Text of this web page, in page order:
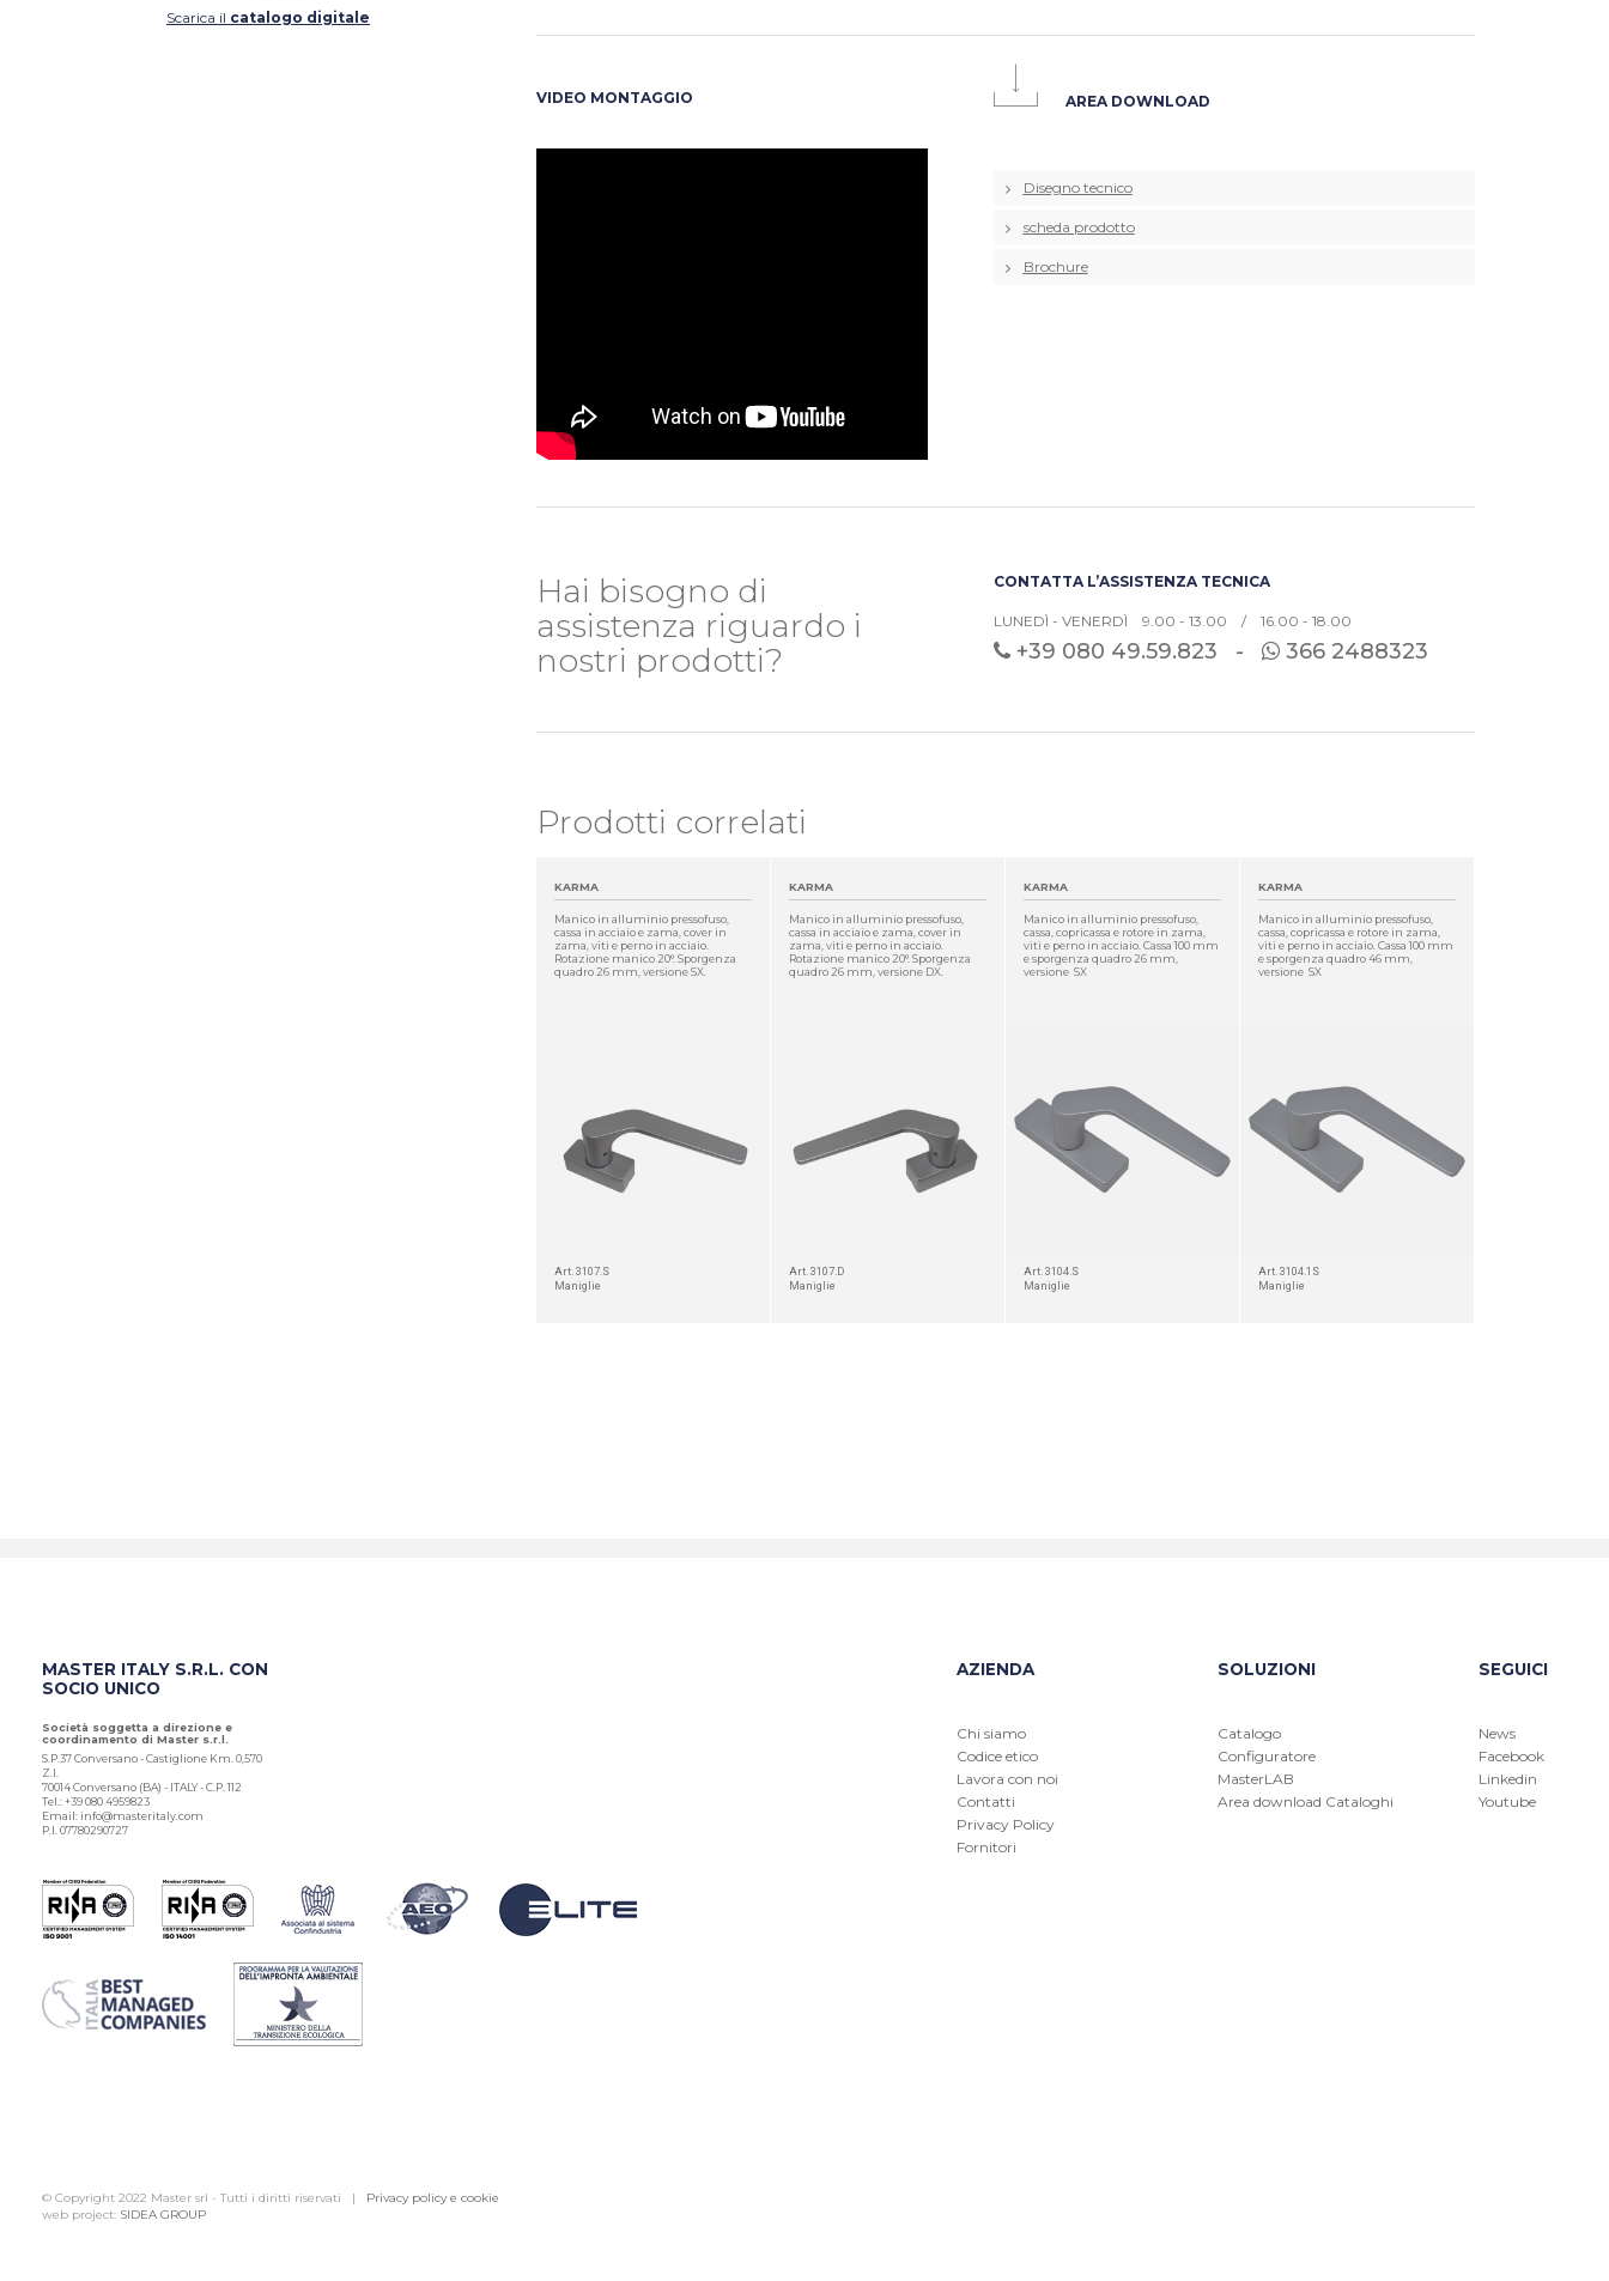
Scarica il catalogo digitale
VIDEO MONTAGGIO AREA DOWNLOAD
Disegno tecnico
scheda prodotto
Brochure
Hai bisogno di
assistenza riguardo i
nostri prodotti?
CONTATTA L’ASSISTENZA TECNICA
LUNEDÌ - VENERDÌ 9.00 - 13.00 / 16.00 - 18.00
+39 080 49.59.823 - 366 2488323
Prodotti correlati
KARMA
Manico in alluminio pressofuso,
cassa in acciaio e zama, cover in
zama, viti e perno in acciaio.
Rotazione manico 20°. Sporgenza
quadro 26 mm, versione SX.
Art. 3107.S
Maniglie
KARMA
Manico in alluminio pressofuso,
cassa in acciaio e zama, cover in
zama, viti e perno in acciaio.
Rotazione manico 20°. Sporgenza
quadro 26 mm, versione DX.
Art. 3107.D
Maniglie
KARMA
Manico in alluminio pressofuso,
cassa, copricassa e rotore in zama,
viti e perno in acciaio. Cassa 100 mm
e sporgenza quadro 26 mm,
versione SX
Art. 3104.S
Maniglie
KARMA
Manico in alluminio pressofuso,
cassa, copricassa e rotore in zama,
viti e perno in acciaio. Cassa 100 mm
e sporgenza quadro 46 mm,
versione SX
Art. 3104.1S
Maniglie
MASTER ITALY S.R.L. CON
SOCIO UNICO
Società soggetta a direzione e
coordinamento di Master s.r.l.
S.P.37 Conversano - Castiglione Km. 0,570
Z.I.
70014 Conversano (BA) - ITALY - C.P. 112
Tel.: +39 080 4959823
Email: info@masteritaly.com
P.I. 07780290727
AZIENDA
Chi siamo
Codice etico
Lavora con noi
Contatti
Privacy Policy
Fornitori
SOLUZIONI
Catalogo
Configuratore
MasterLAB
Area download Cataloghi
SEGUICI
News
Facebook
Linkedin
Youtube
© Copyright 2022 Master srl - Tutti i diritti riservati | Privacy policy e cookie
web project: SIDEA GROUP